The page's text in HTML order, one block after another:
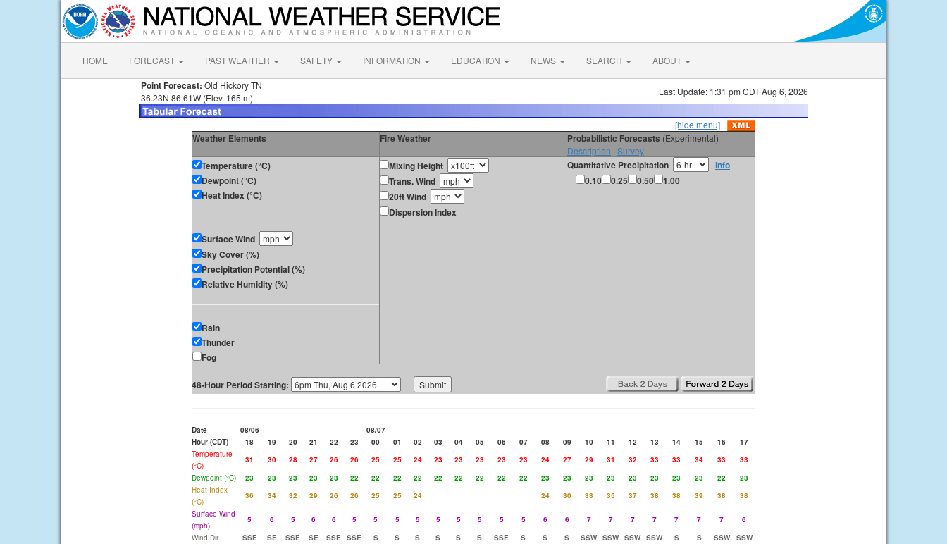
HOME FORECAST PAST WEATHER SAFETY INFORMATION EDUCATION NEWS SEARCH ABOUT
Point Forecast: Old Hickory TN
36.23N 86.61W (Elev. 165 m)
Last Update: 1:31 pm CDT Aug 6, 2026
[hide menu]
Weather Elements Fire Weather Probabilistic Forecasts (Experimental)
Description | Survey
Temperature (°C)
Dewpoint (°C)
Heat Index (°C)
Surface Wind
Sky Cover (%)
Precipitation Potential (%)
Relative Humidity (%)
Rain
Thunder
Fog
Mixing Height
Trans. Wind
20ft Wind
Dispersion Index
Quantitative Precipitation
info
0.10
0.25 0.50 1.00
48-Hour Period Starting:
Date 08/06
08/07
Hour (CDT)
18 19 20 21 22 23 00 01 02 03 04 05 06 07 08 09 10 11 12 13 14 15 16
17
Temperature
(°C)
31 30 28 27 26 26 25 25 24 23 23 23 23 23 24 27 29 31 32 33 33 34 33
33
Dewpoint (°C)
23 23 23 23 23 22 22 22 22 22 22 22 22 22 23 23 23 23 23 23 23 23 22
23
Heat Index
(°C)
36 34 32 29 26 26 25 25 24 24 30 33 35 37 38 38 39 38
38
Surface Wind
(mph)
5 6 5 6 6 5 5 5 5 5 5 5 5 5 6 6 7 7 7 7 7 7 7
6
Wind Dir
SSE SE SSE SE SSE SSE S S S S S S SSE S S S SSW SSW SSW SSW S S SSW
SSW